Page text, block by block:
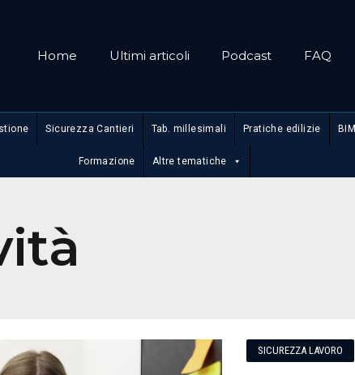
Home Ultimi articoli Podcast FAQ
Sicurezza Cantieri Tab. millesimali Pratiche edilizie BIM
Formazione Altre tematiche
SICUREZZA LAVORO